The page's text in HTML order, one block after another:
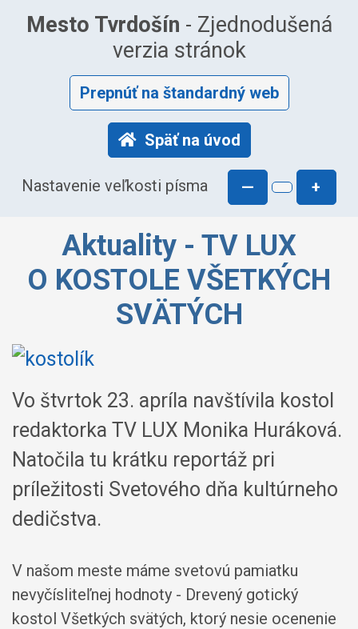
Mesto Tvrdošín - Zjednodušená
verzia stránok
Prepnúť na štandardný web
Späť na úvod
Nastavenie veľkosti písma — +
Aktuality - TV LUX
O KOSTOLE VŠETKÝCH
SVÄTÝCH
Vo štvrtok 23. apríla navštívila kostol
redaktorka TV LUX Monika Huráková.
Natočila tu krátku reportáž pri
príležitosti Svetového dňa kultúrneho
dedičstva.
V našom meste máme svetovú pamiatku
nevyčísliteľnej hodnoty - Drevený gotický
kostol Všetkých svätých, ktorý nesie ocenenie